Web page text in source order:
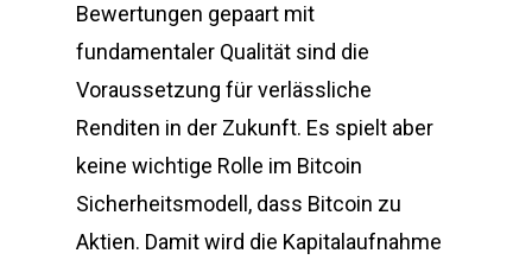
Bewertungen gepaart mit
fundamentaler Qualität sind die
Voraussetzung für verlässliche
Renditen in der Zukunft. Es spielt aber
keine wichtige Rolle im Bitcoin
Sicherheitsmodell, dass Bitcoin zu
Aktien. Damit wird die Kapitalaufnahme